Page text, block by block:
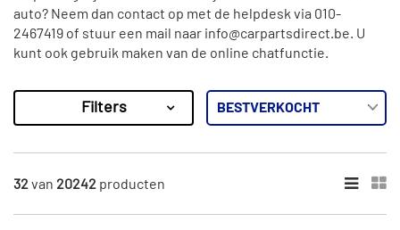
auto? Neem dan contact op met de helpdesk via 010-
2467419 of stuur een mail naar info@carpartsdirect.be. U
kunt ook gebruik maken van de online chatfunctie.
Resultaten
×
Pierburg (353)
Filters
32van 20242 producten